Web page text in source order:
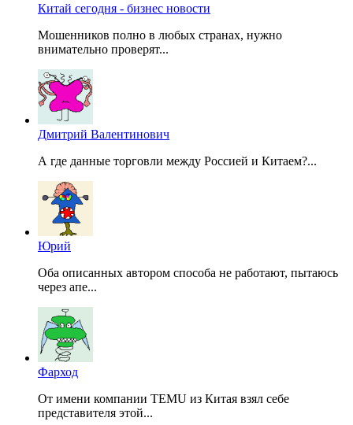
Китай сегодня - бизнес новости
Мошенников полно в любых странах, нужно
внимательно проверят...
Дмитрий Валентинович
А где данные торговли между Россией и Китаем?...
Юрий
Оба описанных автором способа не работают, пытаюсь
через апе...
Фарход
От имени компании TEMU из Китая взял себе
представителя этой...